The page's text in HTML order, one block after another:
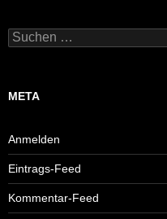
Suchen
nach:
META
Anmelden
Eintrags-Feed
Kommentar-Feed